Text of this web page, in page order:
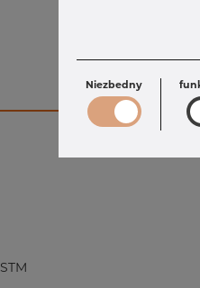
Inch: 6" x 3" 1
Niezbedny